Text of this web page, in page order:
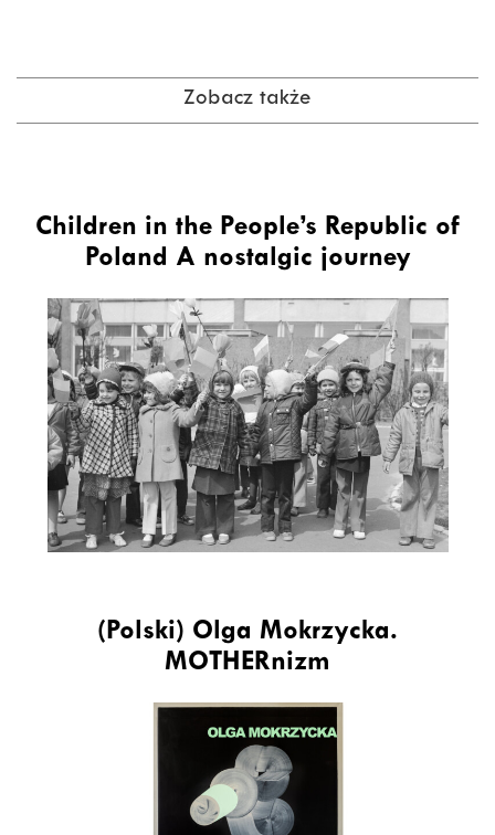
Zobacz także
Children in the People’s Republic of
Poland A nostalgic journey
(Polski) Olga Mokrzycka.
MOTHERnizm